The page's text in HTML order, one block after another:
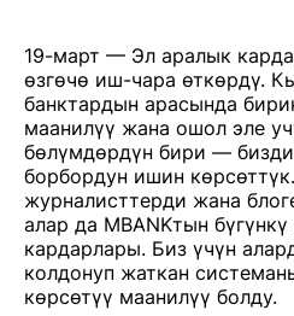
19-март — Эл аралык
өзгөчө иш-чара өткөрдү.
банктардын арасында
маанилүү жана ошол эле
бөлүмдөрдүн бири —
борбордун ишин
журналисттерди жана
алар да MBANKтын
кардарлары. Биз үчүн
колдонуп жаткан
көрсөтүү маанилүү болду.